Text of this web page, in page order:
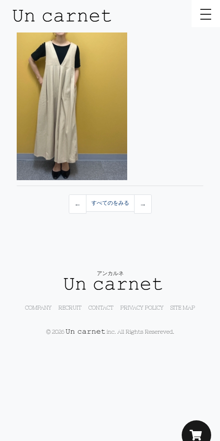
← すべてのをみる →
アンカルネ
COMPANY RECRUIT CONTACT PRIVACY POLICY SITE MAP
© 2026 inc. All Rights Resereved.